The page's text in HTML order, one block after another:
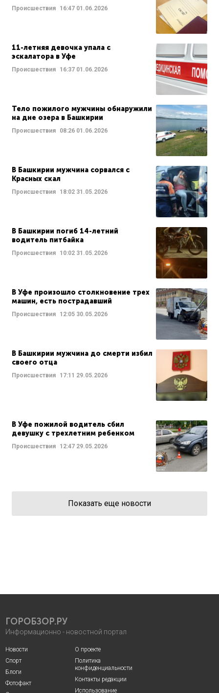
Происшествия 16:47 01.06.2026
11-летняя девочка упала с
эскалатора в Уфе
Происшествия 16:37 01.06.2026
Тело пожилого мужчины обнаружили
на дне озера в Башкирии
Происшествия 08:26 01.06.2026
В Башкирии мужчина сорвался с
Красных скал
Происшествия 18:02 31.05.2026
В Башкирии погиб 14-летний
водитель питбайка
Происшествия 10:02 31.05.2026
В Уфе произошло столкновение трех
машин, есть пострадавший
Происшествия 12:05 30.05.2026
В Башкирии мужчина до смерти избил
своего отца
Происшествия 17:11 29.05.2026
В Уфе пожилой водитель сбил
девушку с трехлетним ребенком
Происшествия 12:47 29.05.2026
Показать еще новости
ГОРОБЗОР.РУ
Информационно - новостной портал
Новости
Спорт
Блоги
Фотофакт
О проекте
Политика
конфиденциальности
Контакты редакции
Использование